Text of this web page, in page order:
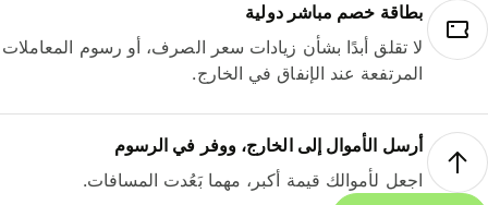
بطاقة خصم مباشر دولية
لا تقلق أبدًا بشأن زيادات سعر الصرف، أو رسوم المعاملات
المرتفعة عند الإنفاق في الخارج.
أرسل الأموال إلى الخارج، ووفر في الرسوم
اجعل لأموالك قيمة أكبر، مهما بَعُدت المسافات.